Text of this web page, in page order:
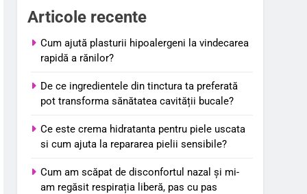
Articole recente
Cum ajută plasturii hipoalergeni la vindecarea
rapidă a rănilor?
De ce ingredientele din tinctura ta preferată
pot transforma sănătatea cavității bucale?
Ce este crema hidratanta pentru piele uscata
si cum ajuta la repararea pielii sensibile?
Cum am scăpat de disconfortul nazal și mi-
am regăsit respirația liberă, pas cu pas